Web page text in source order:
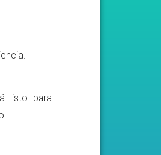
listo para